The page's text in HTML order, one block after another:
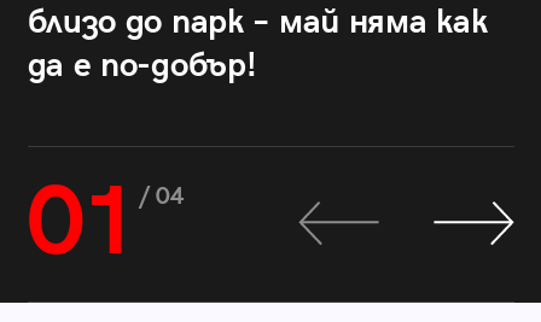
близо до парк – май няма как
да е по-добър!
01 / 04